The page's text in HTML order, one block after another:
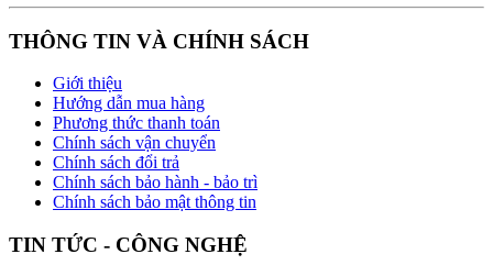
THÔNG TIN VÀ CHÍNH SÁCH
Giới thiệu
Hướng dẫn mua hàng
Phương thức thanh toán
Chính sách vận chuyển
Chính sách đổi trả
Chính sách bảo hành - bảo trì
Chính sách bảo mật thông tin
TIN TỨC - CÔNG NGHỆ